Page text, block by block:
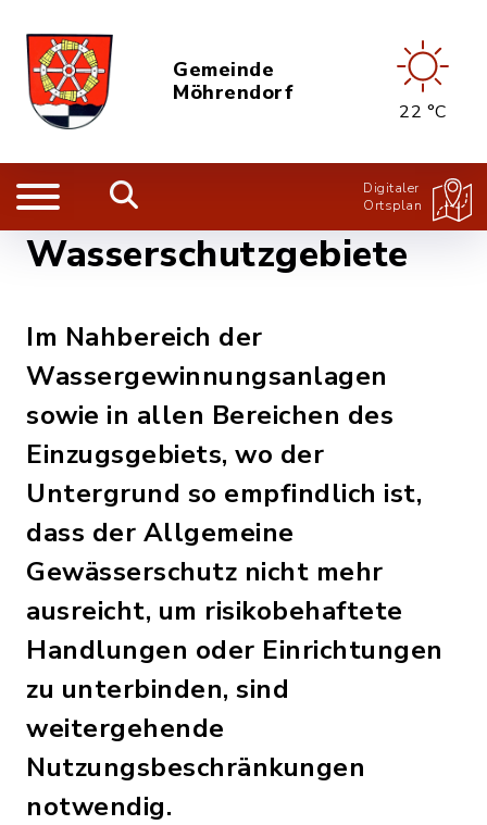
Gemeinde
Möhrendorf
22 °C
Digitaler
Ortsplan
Wasserschutzgebiete
Im Nahbereich der
Wassergewinnungsanlagen
sowie in allen Bereichen des
Einzugsgebiets, wo der
Untergrund so empfindlich ist,
dass der Allgemeine
Gewässerschutz nicht mehr
ausreicht, um risikobehaftete
Handlungen oder Einrichtungen
zu unterbinden, sind
weitergehende
Nutzungsbeschränkungen
notwendig.